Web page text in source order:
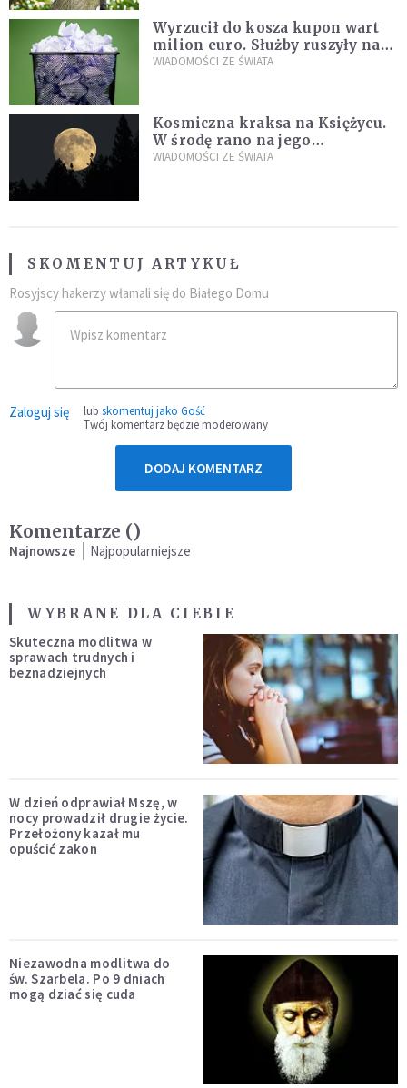
Wyrzucił do kosza kupon wart
milion euro. Służby ruszyły na
poszukiwania
WIADOMOŚCI ZE ŚWIATA
Kosmiczna kraksa na Księżycu.
W środę rano na jego
powierzchni dojdzie do
WIADOMOŚCI ZE ŚWIATA
SKOMENTUJ ARTYKUŁ
Rosyjscy hakerzy włamali się do Białego Domu
Zaloguj się lub skomentuj jako Gość
Twój komentarz będzie moderowany
DODAJ KOMENTARZ
Komentarze ()
Najnowsze Najpopularniejsze
WYBRANE DLA CIEBIE
Skuteczna modlitwa w
sprawach trudnych i
beznadziejnych
W dzień odprawiał Mszę, w
nocy prowadził drugie życie.
Przełożony kazał mu
opuścić zakon
Niezawodna modlitwa do
św. Szarbela. Po 9 dniach
mogą dziać się cuda